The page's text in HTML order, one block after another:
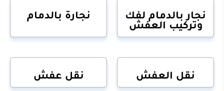
نجار بالدمام لفك
وتركيب العفش
نجارة بالدمام
نقل العفش نقل عفش